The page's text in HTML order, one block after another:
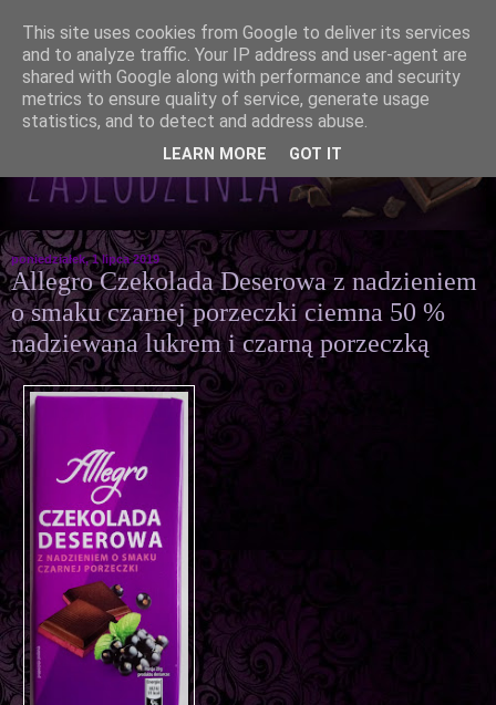
poniedziałek, 1 lipca 2019
Allegro Czekolada Deserowa z nadzieniem
o smaku czarnej porzeczki ciemna 50 %
nadziewana lukrem i czarną porzeczką
This site uses cookies from Google to deliver its services
and to analyze traffic. Your IP address and user-agent are
shared with Google along with performance and security
metrics to ensure quality of service, generate usage
statistics, and to detect and address abuse.
LEARN MORE GOT IT